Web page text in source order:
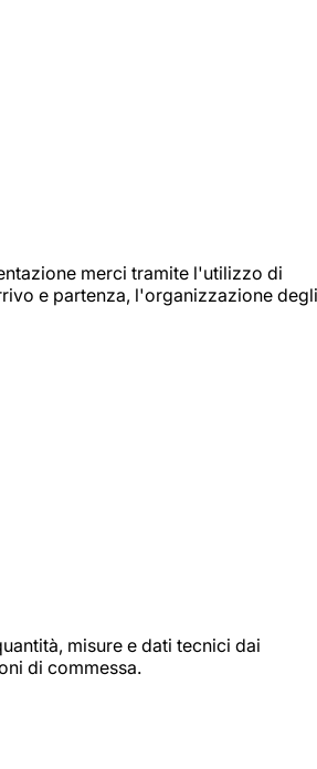
merci tramite l'utilizzo di
e partenza, l'organizzazione degli
misure e dati tecnici dai
di commessa.